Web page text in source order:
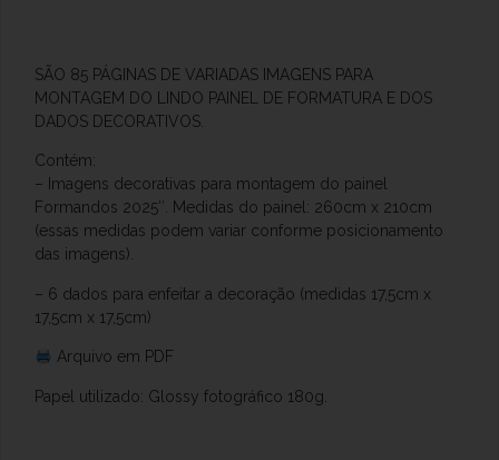
SÃO 85 PÁGINAS DE VARIADAS IMAGENS PARA
MONTAGEM DO LINDO PAINEL DE FORMATURA E DOS
DADOS DECORATIVOS.
Contém:
– Imagens decorativas para montagem do painel
Formandos 2025″. Medidas do painel: 260cm x 210cm
(essas medidas podem variar conforme posicionamento
das imagens).
– 6 dados para enfeitar a decoração (medidas 17,5cm x
17,5cm x 17,5cm)
Arquivo em PDF
Papel utilizado: Glossy fotográfico 180g.